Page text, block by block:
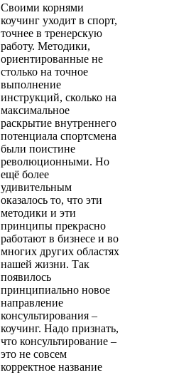
Своими корнями
коучинг уходит в спорт,
точнее в тренерскую
работу. Методики,
ориентированные не
столько на точное
выполнение
инструкций, сколько на
максимальное
раскрытие внутреннего
потенциала спортсмена
были поистине
революционными. Но
ещё более
удивительным
оказалось то, что эти
методики и эти
принципы прекрасно
работают в бизнесе и во
многих других областях
нашей жизни. Так
появилось
принципиально новое
направление
консультирования –
коучинг. Надо признать,
что консультирование –
это не совсем
корректное название